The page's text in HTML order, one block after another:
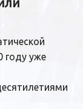
году уже